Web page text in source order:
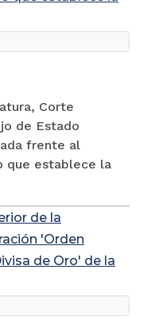
Corte
de Estado
frente al
que establece la
de la
'Orden
de Oro' de la